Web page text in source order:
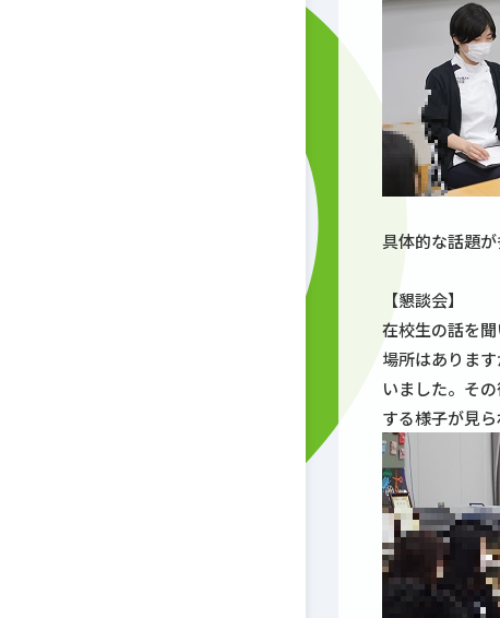
具体的な話題
【懇談会】
在校生の話を
場所はありま
いました。そ
する様子が見ら